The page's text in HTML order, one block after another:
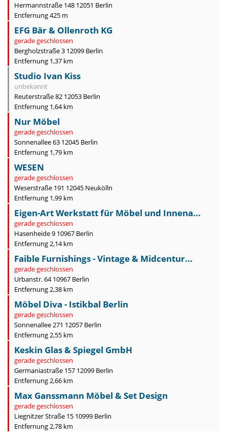
Hermannstraße 148 12051 Berlin
Entfernung 425 m
EFG Bär & Ollenroth KG
gerade geschlossen
Bergholzstraße 3 12099 Berlin
Entfernung 1,37 km
Studio Ivan Kiss
unbekannt
Reuterstraße 82 12053 Berlin
Entfernung 1,64 km
Nur Möbel
gerade geschlossen
Sonnenallee 63 12045 Berlin
Entfernung 1,79 km
WESEN
gerade geschlossen
Weserstraße 191 12045 Neukölln
Entfernung 1,99 km
Eigen-Art Werkstatt für Möbel und Innena...
gerade geschlossen
Hasenheide 9 10967 Berlin
Entfernung 2,14 km
Faible Furnishings - Vintage & Midcentur...
gerade geschlossen
Urbanstr. 64 10967 Berlin
Entfernung 2,38 km
Möbel Diva - Istikbal Berlin
gerade geschlossen
Sonnenallee 271 12057 Berlin
Entfernung 2,55 km
Keskin Glas & Spiegel GmbH
gerade geschlossen
Germaniastraße 157 12099 Berlin
Entfernung 2,66 km
Max Ganssmann Möbel & Set Design
gerade geschlossen
Liegnitzer Straße 15 10999 Berlin
Entfernung 2,78 km